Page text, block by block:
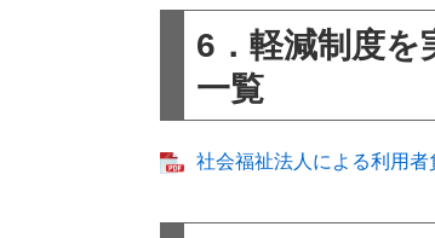
6．軽減制度を
一覧
社会福祉法人による利用者